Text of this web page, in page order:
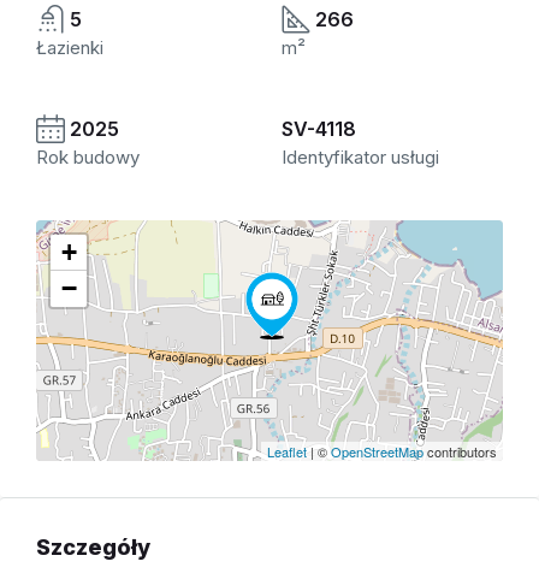
5
Łazienki
266
m²
2025
Rok budowy
SV-4118
Identyfikator usługi
+
−
Leaflet | ©OpenStreetMapcontributors
Szczegóły